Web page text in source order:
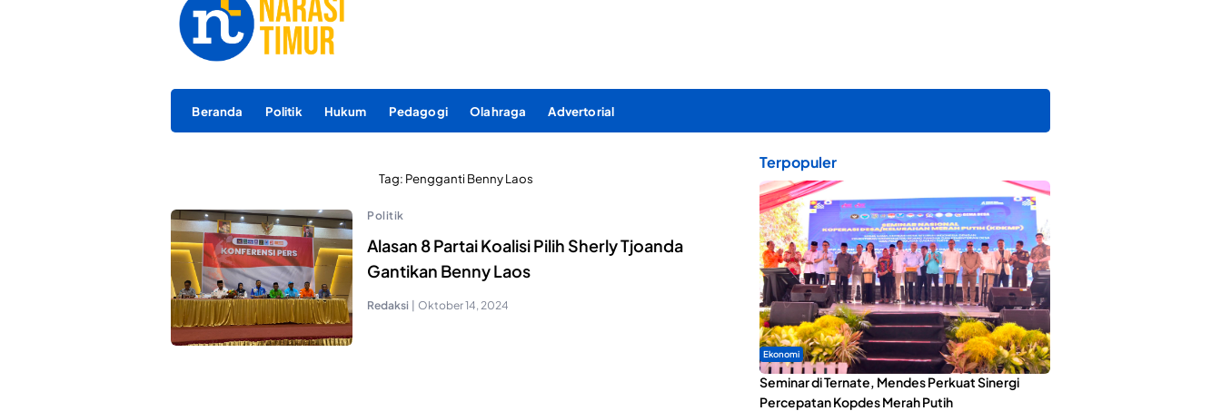
Beranda Politik Hukum Pedagogi Olahraga Advertorial
Tag: Pengganti Benny Laos
Politik
Alasan 8 Partai Koalisi Pilih Sherly Tjoanda
Gantikan Benny Laos
Redaksi | Oktober 14, 2024
Terpopuler
Ekonomi
Seminar di Ternate, Mendes Perkuat Sinergi
Percepatan Kopdes Merah Putih